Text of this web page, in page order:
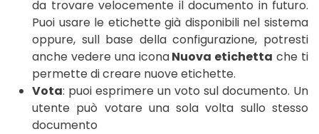
da trovare velocemente il documento in futuro.
Puoi usare le etichette già disponibili nel sistema
oppure, sull base della configurazione, potresti
anche vedere una iconaNuova etichetta che ti
permette di creare nuove etichette.
Vota: puoi esprimere un voto sul documento. Un
utente può votare una sola volta sullo stesso
documento